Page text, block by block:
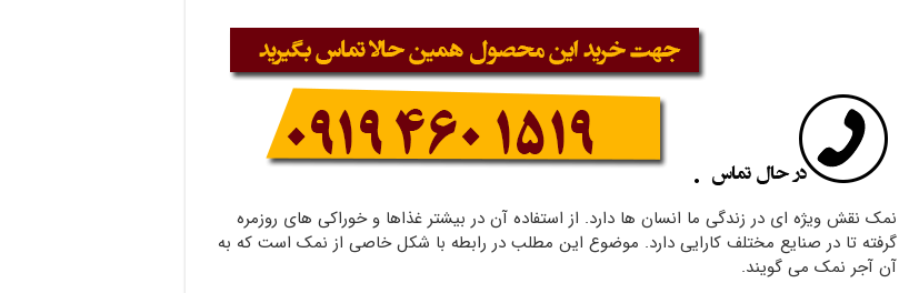
نمک نقش ویژه ای در زندگی ما انسان ها دارد. از استفاده آن در بیشتر غذاها و خوراکی های روزمره
گرفته تا در صنایع مختلف کارایی دارد. موضوع این مطلب در رابطه با شکل خاصی از نمک است که به
آن آجر نمک می گویند.